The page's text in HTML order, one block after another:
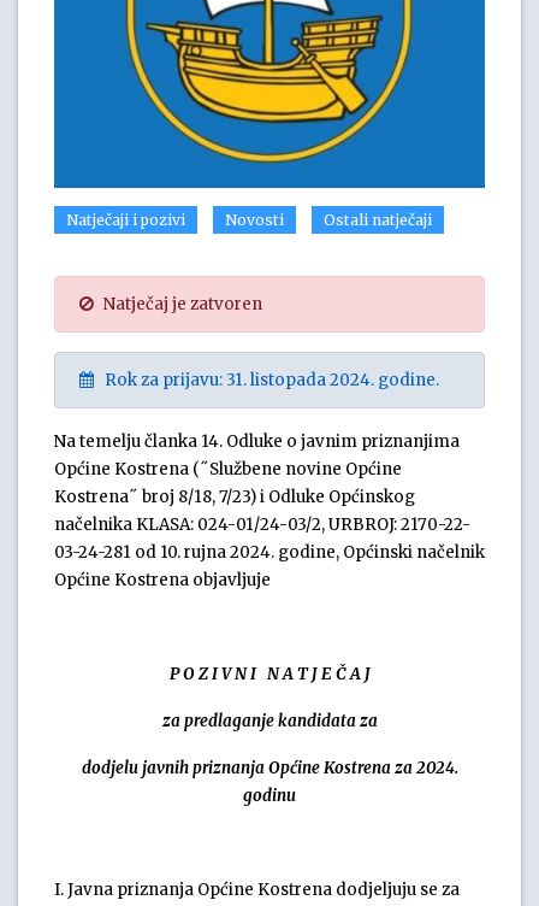
Natječaji i pozivi Novosti Ostali natječaji
Natječaj je zatvoren
Rok za prijavu: 31. listopada 2024. godine.
Na temelju članka 14. Odluke o javnim priznanjima
Općine Kostrena (˝Službene novine Općine
Kostrena˝ broj 8/18, 7/23) i Odluke Općinskog
načelnika KLASA: 024-01/24-03/2, URBROJ: 2170-22-
03-24-281 od 10. rujna 2024. godine, Općinski načelnik
Općine Kostrena objavljuje
P O Z I V N I N A T J E Č A J
za predlaganje kandidata za
dodjelu javnih priznanja Općine Kostrena za 2024.
godinu
I. Javna priznanja Općine Kostrena dodjeljuju se za